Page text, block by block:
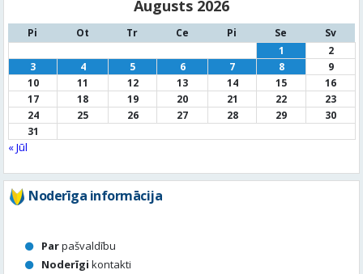
Augusts 2026
Pi Ot Tr Ce Pi Se
Sv
1
2
3
4 5 6 7 8
9
10
11 12 13 14 15
16
17
18 19 20 21 22
23
24
25 26 27 28 29
30
31
« Jūl
Noderīga informācija
Parpašvaldību
Noderīgi kontakti